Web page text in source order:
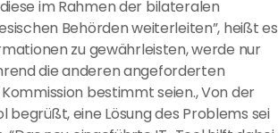
im Rahmen der bilateralen
Behörden weiterleiten”, heißt es
zu gewährleisten, werde nur
die anderen angeforderten
bestimmt seien., Von der
eine Lösung des Problems sei